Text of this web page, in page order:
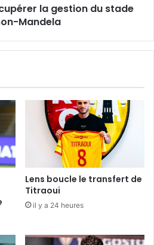
la gestion du stade
Mandela
Lens boucle le transfert de
Titraoui
il y a 24 heures